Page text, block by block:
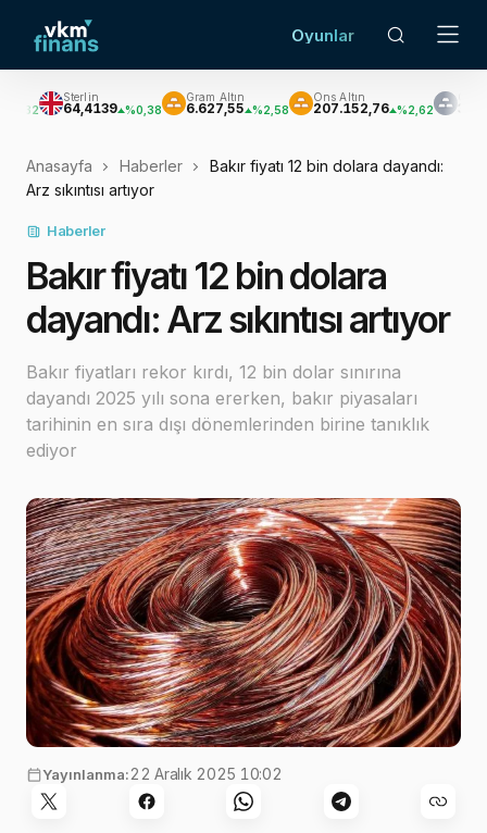
Oyunlar
%0,38
Gram Altın
6.627,55 %2,58
Ons Altın
207.152,76 %2,62 3.033,47 %3,60
Anasayfa Haberler
Bakır fiyatı 12 bin dolara dayandı:
Arz sıkıntısı artıyor
Haberler
Bakır fiyatı 12 bin dolara
dayandı: Arz sıkıntısı artıyor
Bakır fiyatları rekor kırdı, 12 bin dolar sınırına
dayandı 2025 yılı sona ererken, bakır piyasaları
tarihinin en sıra dışı dönemlerinden birine tanıklık
ediyor
Yayınlanma:22 Aralık 2025 10:02